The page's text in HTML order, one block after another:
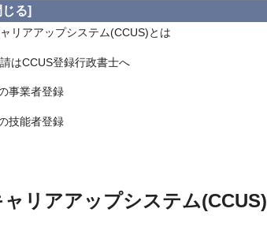
じる]
リアアップシステム(CCUS)とは
はCCUS登録行政書士へ
事業者登録
技能者登録
ャリアアップシステム